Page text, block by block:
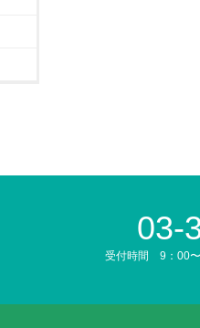
03-
受付時間 9：00〜